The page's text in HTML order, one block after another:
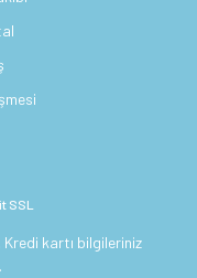
SSL
Kredi kartı bilgileriniz